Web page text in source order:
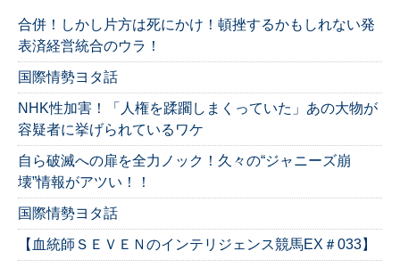
合併！しかし片方は死にかけ！頓挫するかもしれない発
表済経営統合のウラ！
国際情勢ヨタ話
NHK性加害！「人権を蹂躙しまくっていた」あの大物が
容疑者に挙げられているワケ
自ら破滅への扉を全力ノック！久々の“ジャニーズ崩
壊”情報がアツい！！
国際情勢ヨタ話
【血統師ＳＥＶＥＮのインテリジェンス競馬EX＃033】